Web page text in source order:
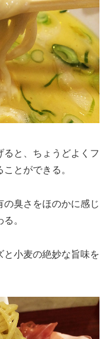
と、ちょうどよくフ
とができる。
臭さをほのかに感じ
。
と小麦の絶妙な旨味を